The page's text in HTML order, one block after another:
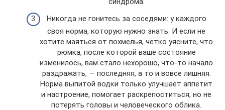
Никогда не гонитесь за соседями: у каждого
своя норма, которую нужно знать. И если не
хотите маяться от похмелья, четко уясните, что
рюмка, после которой ваше состояние
изменилось, вам стало нехорошо, что-то начало
раздражать, — последняя, а то и вовсе лишняя.
Норма выпитой водки только улучшает аппетит
и настроение, помогает раскрепоститься, но не
потерять головы и человеческого облика.